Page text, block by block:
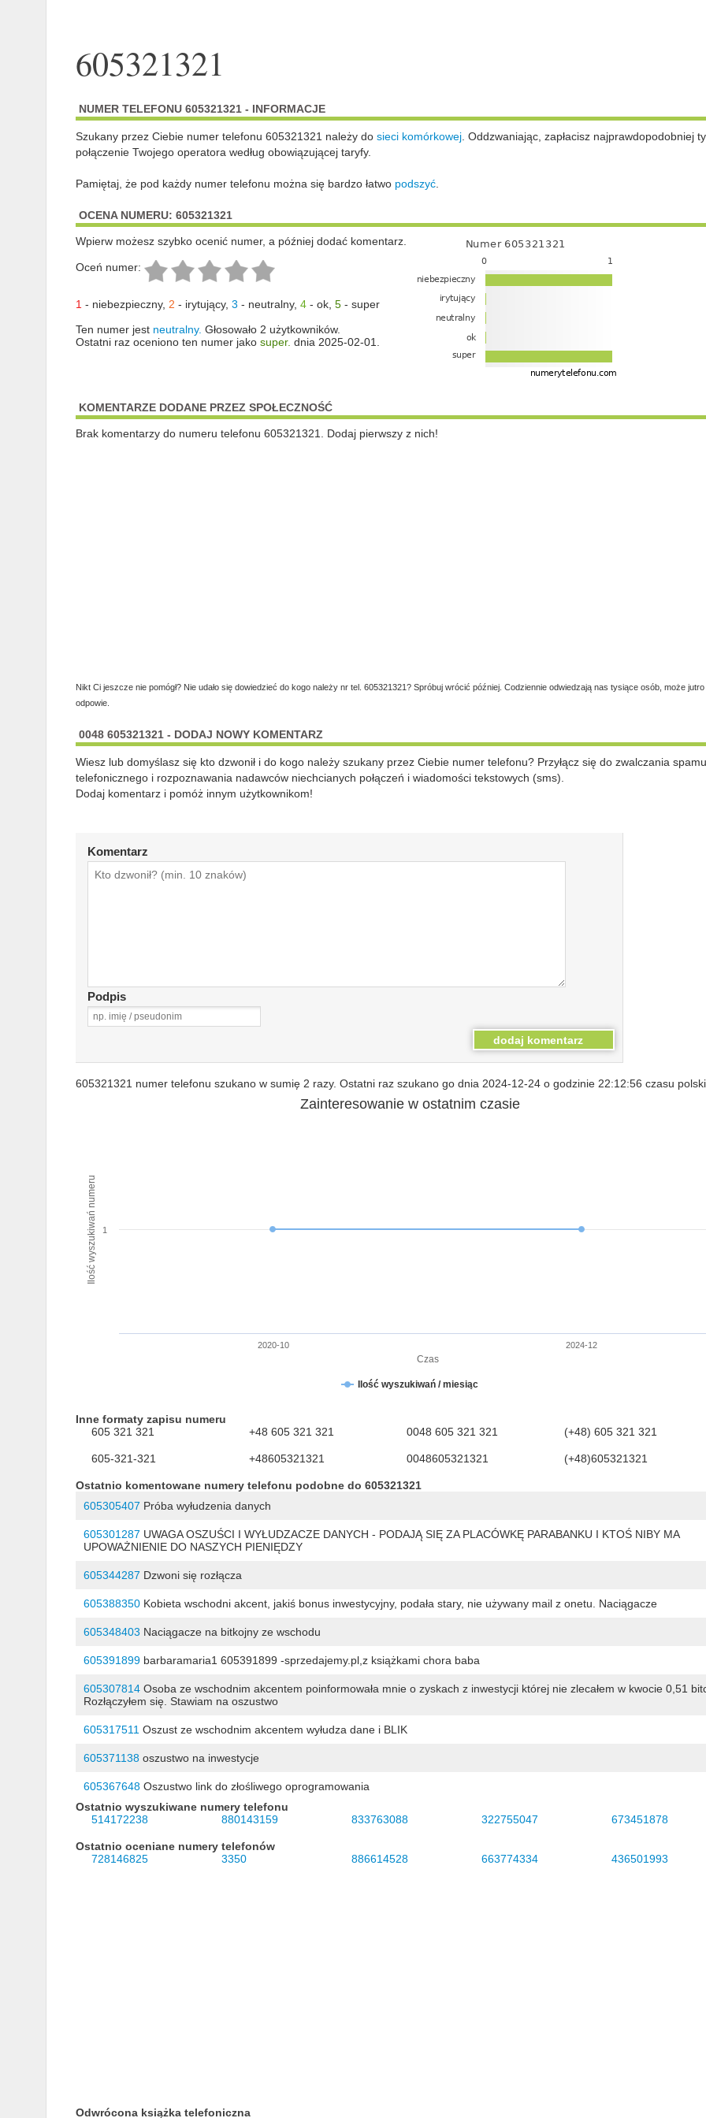
605321321
NUMER TELEFONU 605321321 - INFORMACJE
Szukany przez Ciebie numer telefonu 605321321 należy do sieci komórkowej. Oddzwaniając, zapłacisz najprawdopodobniej
połączenie Twojego operatora według obowiązującej taryfy.
Pamiętaj, że pod każdy numer telefonu można się bardzo łatwo podszyć.
OCENA NUMERU: 605321321
Wpierw możesz szybko ocenić numer, a później dodać komentarz.
Oceń numer:
1- niebezpieczny, 2 - irytujący, 3 - neutralny, 4- ok, 5- super
Ten numer jest neutralny. Głosowało 2 użytkowników.
Ostatni raz oceniono ten numer jako super. dnia 2025-02-01.
KOMENTARZE DODANE PRZEZ SPOŁECZNOŚĆ
Brak komentarzy do numeru telefonu 605321321. Dodaj pierwszy z nich!
Nikt Ci jeszcze nie pomógł? Nie udało się dowiedzieć do kogo należy nr tel. 605321321? Spróbuj wrócić później. Codziennie odwiedzają nas tysiące osób, może
odpowie.
0048 605321321 - DODAJ NOWY KOMENTARZ
Wiesz lub domyślasz się kto dzwonił i do kogo należy szukany przez Ciebie numer telefonu? Przyłącz się do zwalczania spamu
telefonicznego i rozpoznawania nadawców niechcianych połączeń i wiadomości tekstowych (sms).
Dodaj komentarz i pomóż innym użytkownikom!
Komentarz
Podpis
605321321 numer telefonu szukano w sumię 2 razy. Ostatni raz szukano go dnia 2024-12-24 o godzinie 22:12:56 czasu
Czas
Ilość wyszukiwań numeru
Zainteresowanie w ostatnim czasie
Ilość wyszukiwań / miesiąc
2020-10 2024-12
1
Inne formaty zapisu numeru
605 321 321
+48 605 321 321 0048 605 321 321 (+48) 605 321 321
605-321-321 +48605321321 0048605321321 (+48)605321321
Ostatnio komentowane numery telefonu podobne do 605321321
605305407 Próba wyłudzenia danych
605301287 UWAGA OSZUŚCI I WYŁUDZACZE DANYCH - PODAJĄ SIĘ ZA PLACÓWKĘ PARABANKU I KTOŚ NIBY MA
UPOWAŻNIENIE DO NASZYCH PIENIĘDZY
605344287 Dzwoni się rozłącza
605388350Kobieta wschodni akcent, jakiś bonus inwestycyjny, podała stary, nie używany mail z onetu. Naciągacze
605348403 Naciągacze na bitkojny ze wschodu
605391899barbaramaria1 605391899 -sprzedajemy.pl,z książkami chora baba
605307814Osoba ze wschodnim akcentem poinformowała mnie o zyskach z inwestycji której nie zlecałem w kwocie 0,51
Rozłączyłem się. Stawiam na oszustwo
605317511Oszust ze wschodnim akcentem wyłudza dane i BLIK
605371138oszustwo na inwestycje
605367648Oszustwo link do złośliwego oprogramowania
Ostatnio wyszukiwane numery telefonu
514172238
880143159 833763088 322755047 673451878
Ostatnio oceniane numery telefonów
728146825
3350 886614528 663774334 436501993
Odwrócona książka telefoniczna